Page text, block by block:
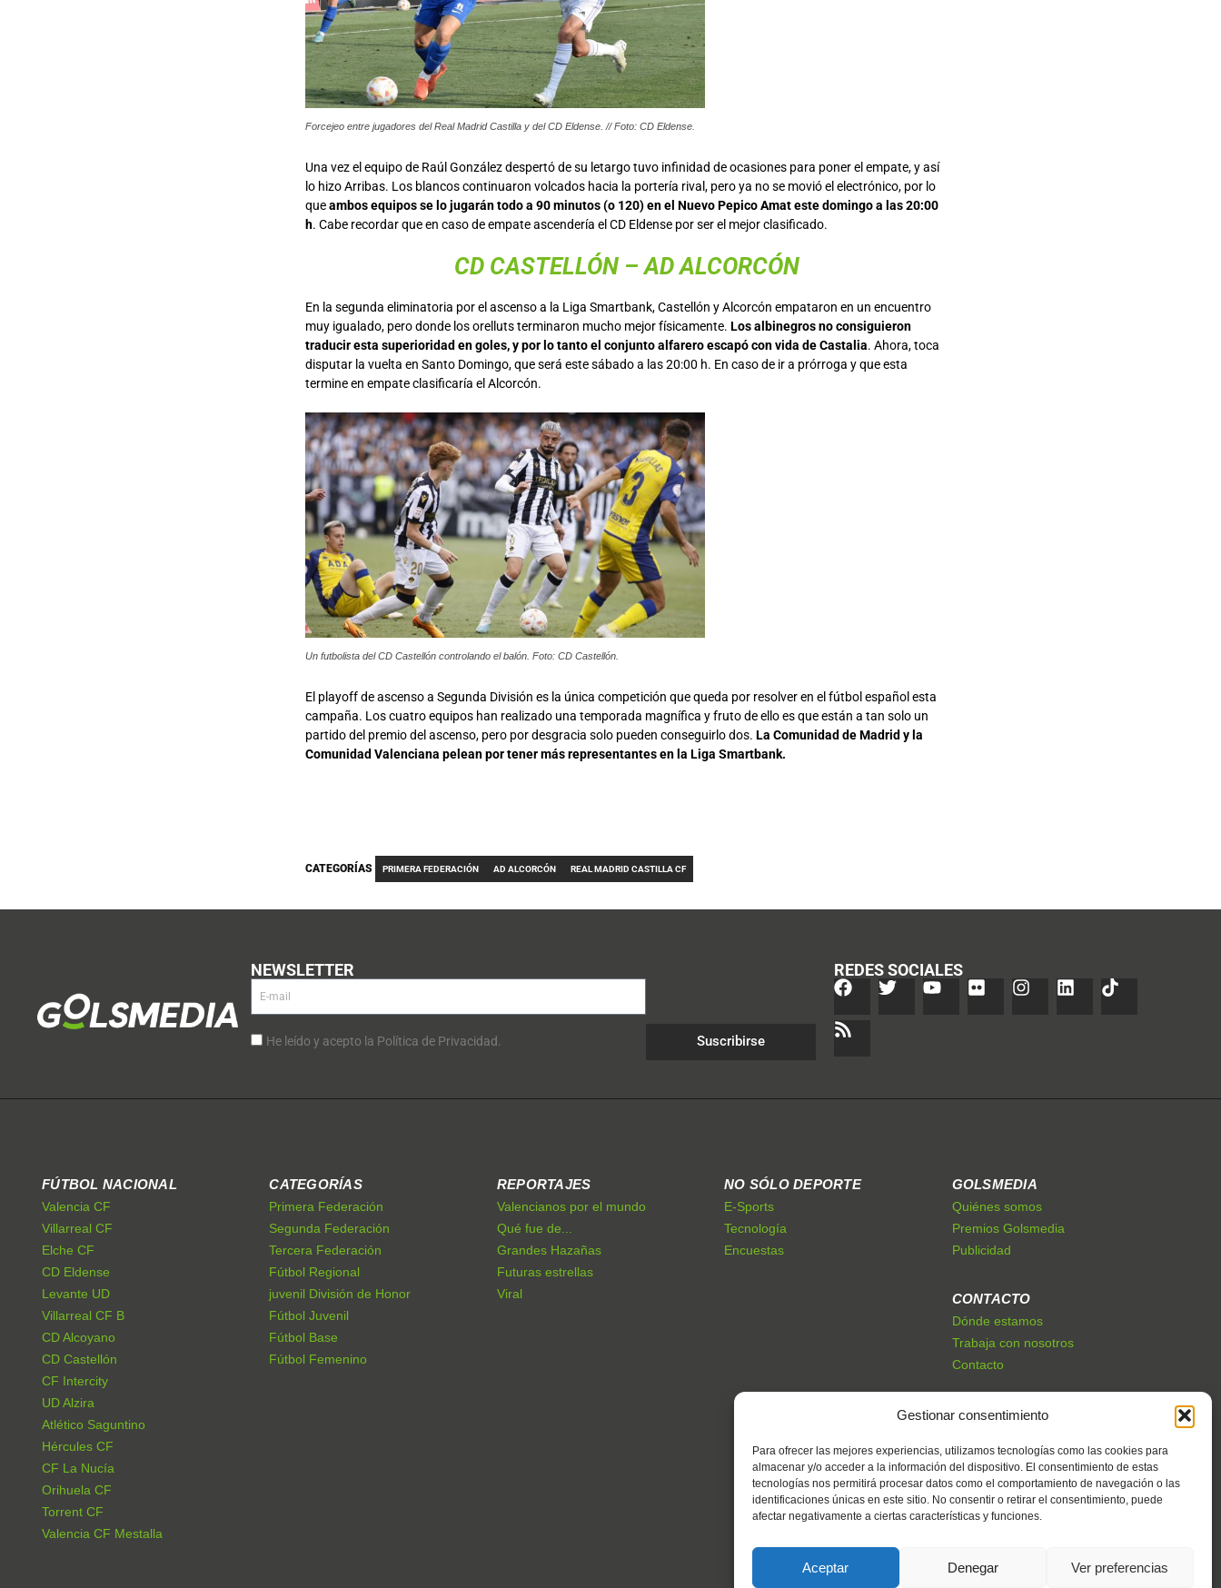
Gestionar consentimiento
Para ofrecer las mejores experiencias, utilizamos tecnologías como las cookies para
almacenar y/o acceder a la información del dispositivo. El consentimiento de estas
tecnologías nos permitirá procesar datos como el comportamiento de navegación o las
identificaciones únicas en este sitio. No consentir o retirar el consentimiento, puede
afectar negativamente a ciertas características y funciones.
Aceptar Denegar Ver preferencias
Forcejeo entre jugadores del Real Madrid Castilla y del CD Eldense. // Foto: CD Eldense.
Una vez el equipo de Raúl González despertó de su letargo tuvo infinidad de ocasiones para poner el empate, y así
lo hizo Arribas. Los blancos continuaron volcados hacia la portería rival, pero ya no se movió el electrónico, por lo
queambos equipos se lo jugarán todo a 90 minutos (o 120) en el Nuevo Pepico Amat este domingo a las 20:00
h. Cabe recordar que en caso de empate ascendería el CD Eldense por ser el mejor clasificado.
CD CASTELLÓN –AD ALCORCÓN
En la segunda eliminatoria por el ascenso a la Liga Smartbank, Castellón y Alcorcón empataron en un encuentro
muy igualado, pero donde los orelluts terminaron mucho mejor físicamente. Los albinegros no consiguieron
traducir esta superioridad en goles, y por lo tanto el conjunto alfarero escapó con vida de Castalia. Ahora, toca
disputar la vuelta en Santo Domingo, que será este sábado a las 20:00 h. En caso de ir a prórroga y que esta
termine en empate clasificaría el Alcorcón.
Un futbolista del CD Castellón controlando el balón. Foto: CD Castellón.
El playoff de ascenso a Segunda División es la única competición que queda por resolver en el fútbol español esta
campaña. Los cuatro equipos han realizado una temporada magnífica y fruto de ello es que están a tan solo un
partido del premio del ascenso, pero por desgracia solo pueden conseguirlo dos. La Comunidad de Madrid y la
Comunidad Valenciana pelean por tener más representantes en la Liga Smartbank.
CATEGORÍAS PRIMERA FEDERACIÓN AD ALCORCÓN REAL MADRID CASTILLA CF
NEWSLETTER
He leído y acepto la Política de Privacidad. Suscribirse
REDES SOCIALES
FÚTBOL NACIONAL
Valencia CF
Villarreal CF
Elche CF
CD Eldense
Levante UD
Villarreal CF B
CD Alcoyano
CD Castellón
CF Intercity
UD Alzira
Atlético Saguntino
Hércules CF
CF La Nucía
Orihuela CF
Torrent CF
Valencia CF Mestalla
CATEGORÍAS
Primera Federación
Segunda Federación
Tercera Federación
Fútbol Regional
juvenil División de Honor
Fútbol Juvenil
Fútbol Base
Fútbol Femenino
REPORTAJES
Valencianos por el mundo
Qué fue de...
Grandes Hazañas
Futuras estrellas
Viral
NO SÓLO DEPORTE
E-Sports
Tecnología
Encuestas
GOLSMEDIA
Quiénes somos
Premios Golsmedia
Publicidad
CONTACTO
Dónde estamos
Trabaja con nosotros
Contacto